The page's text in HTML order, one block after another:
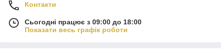
Контакти
Сьогодні працює з 09:00 до 18:00
Показати весь графік роботи